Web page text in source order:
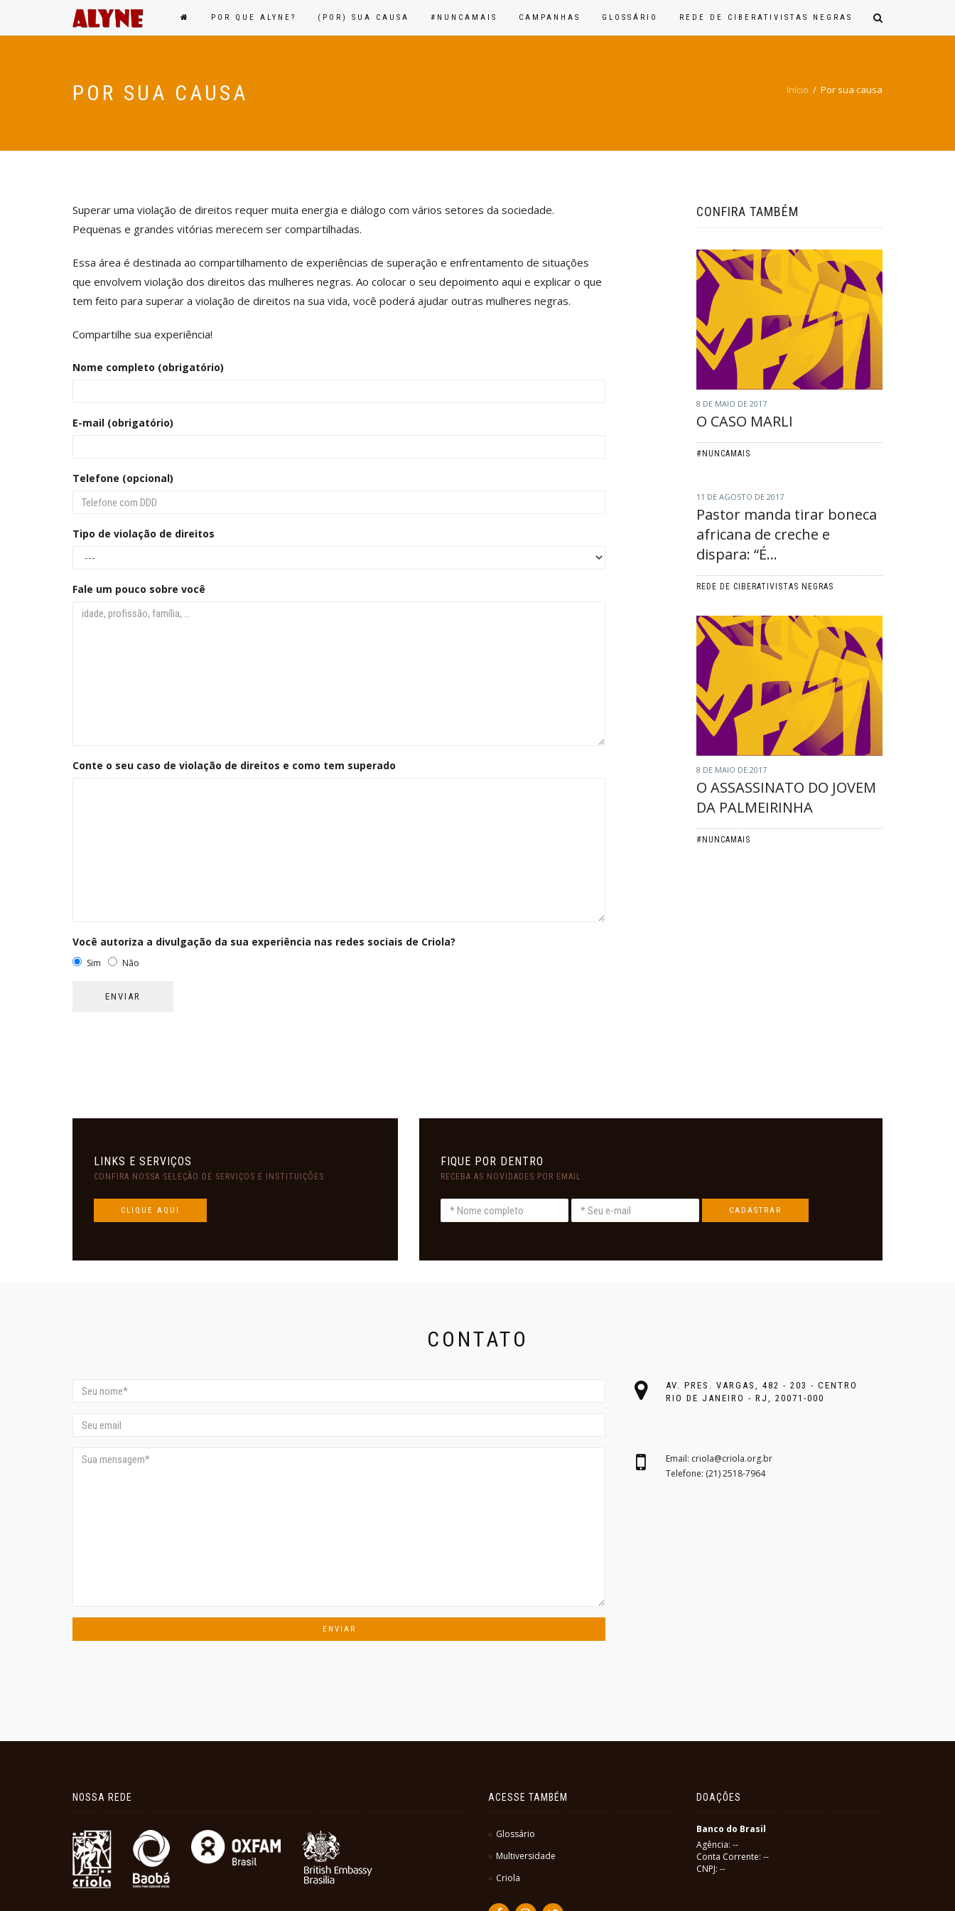
POR QUE ALYNE? (POR) SUA CAUSA #NUNCAMAIS CAMPANHAS GLOSSÁRIO
REDE DE CIBERATIVISTAS NEGRAS
POR SUA CAUSA Início / Por sua causa
Superar uma violação de direitos requer muita energia e diálogo com vários setores da sociedade.
Pequenas e grandes vitórias merecem ser compartilhadas.
Essa área é destinada ao compartilhamento de experiências de superação e enfrentamento de situações
que envolvem violação dos direitos das mulheres negras. Ao colocar o seu depoimento aqui e explicar o que
tem feito para superar a violação de direitos na sua vida, você poderá ajudar outras mulheres negras.
Compartilhe sua experiência!
Nome completo (obrigatório)
E-mail (obrigatório)
Telefone (opcional)
Tipo de violação de direitos
Fale um pouco sobre você
Conte o seu caso de violação de direitos e como tem superado
Você autoriza a divulgação da sua experiência nas redes sociais de Criola?
Sim Não
CONFIRA TAMBÉM
8 DE MAIO DE 2017
O CASO MARLI
#NUNCAMAIS
11 DE AGOSTO DE 2017
Pastor manda tirar boneca
africana de creche e
dispara: “É...
REDE DE CIBERATIVISTAS NEGRAS
8 DE MAIO DE 2017
O ASSASSINATO DO JOVEM
DA PALMEIRINHA
#NUNCAMAIS
LINKS E SERVIÇOS
CONFIRA NOSSA SELEÇÃO DE SERVIÇOS E INSTITUIÇÕES
CLIQUE AQUI
FIQUE POR DENTRO
RECEBA AS NOVIDADES POR EMAIL
CONTATO
Nome
Email
AV. PRES. VARGAS, 482 - 203 - CENTRO
RIO DE JANEIRO - RJ, 20071-000
Email: criola@criola.org.br
Telefone: (21) 2518-7964
NOSSA REDE ACESSE TAMBÉM
Glossário
Multiversidade
Criola
DOAÇÕES
Banco do Brasil
Agência: --
Conta Corrente: --
CNPJ: --